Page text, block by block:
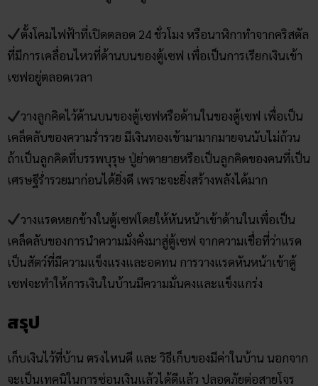
ตั้งโคมไฟฟ้าที่เปิดตลอด 24 ชั่วโมง หรือนาฬิกาทำจากคริสตัล
ที่มีการเคลื่อนไหวที่ด้านบนของตู้เซฟ เพื่อเป็นการเรียกเงินเข้า
เซฟอยู่ตลอดเวลา
วางลูกคิดไว้ด้านบนของตู้เซฟหรือด้านในของตู้เซฟ เพื่อเป็น
เคล็ดลับของความร่ำรวย มีเงินทองเข้ามามากมายจนนับไม่ถ้วน
ถ้าเป็นลูกคิดที่บรรพบุรุษ ปู่ย่าตายายหรือเป็นลูกคิดของคนที่เป็น
เศรษฐีร่ำรวยมาก่อนได้ยิ่งดี เพราะจะยิ่งสร้างพลังได้มาก
วางแรดหยกข้างในตู้เซฟโดยให้หันหน้าเข้าด้านในเพื่อเป็น
เคล็ดลับของการนำความมั่งคั่งมาสู่ตู้เซฟ จากความเชื่อที่ว่าแรด
เป็นสัตว์ที่มีความแข็งแรงและอดทน การวางแรดหันหน้าเข้าตู้
เซฟจะทำให้การเงินในบ้านมีความมั่นคงและแข็งแกร่ง
สรุป
เก็บเงินไว้ที่บ้าน ตรงไหนดี และ วิธีเก็บ​ของมีค่าในบ้าน นอกจาก
จะเป็นเทคนิในการซ่อนเงินแล้วได้ดีแล้ว ปลอดภัยต่อสายโจร